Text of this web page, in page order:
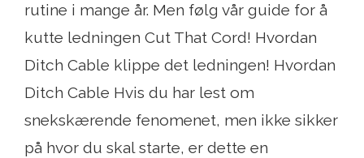
rutine i mange år. Men følg vår guide for å
kutte ledningen Cut That Cord! Hvordan
Ditch Cable klippe det ledningen! Hvordan
Ditch Cable Hvis du har lest om
snekskærende fenomenet, men ikke sikker
på hvor du skal starte, er dette en